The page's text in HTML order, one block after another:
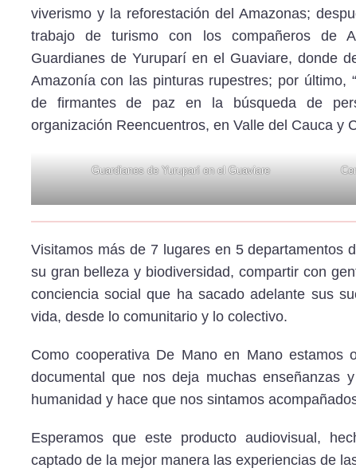
viverismo y la reforestación del Amazonas;
trabajo de turismo con los compañeros de
Guardianes de Yuruparí en el Guaviare, donde
Amazonía con las pinturas rupestres; por último,
de firmantes de paz en la búsqueda de
organización Reencuentros, en Valle del Cauca y
Guardianes de Yuruparí en el Guaviare
Visitamos más de 7 lugares en 5 departamentos
su gran belleza y biodiversidad, compartir con
conciencia social que ha sacado adelante sus
vida, desde lo comunitario y lo colectivo.
Como cooperativa De Mano en Mano estamos
documental que nos deja muchas
humanidad y hace que nos sintamos
Esperamos que este producto audiovisual,
captado de la mejor manera las experiencias de